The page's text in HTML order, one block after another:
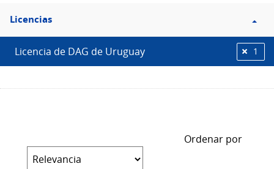
Filtro
Licencias
Licencias
Licencia de DAG de Uruguay 1
Ordenar por